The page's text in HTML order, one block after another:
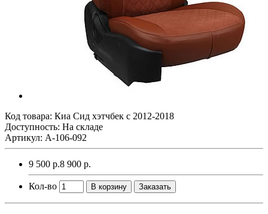
Код товара: Киа Сид хэтчбек с 2012-2018
Доступность: На складе
Артикул: A-106-092
9 500 р.8 900 р.
Кол-во В корзину Заказать